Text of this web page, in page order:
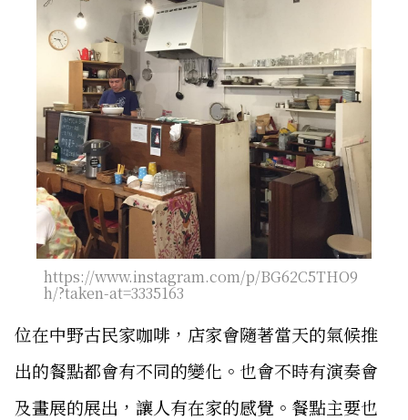
https://www.instagram.com/p/BG62C5THO9
h/?taken-at=3335163
位在中野古民家咖啡，店家會隨著當天的氣候推
出的餐點都會有不同的變化。也會不時有演奏會
及畫展的展出，讓人有在家的感覺。餐點主要也